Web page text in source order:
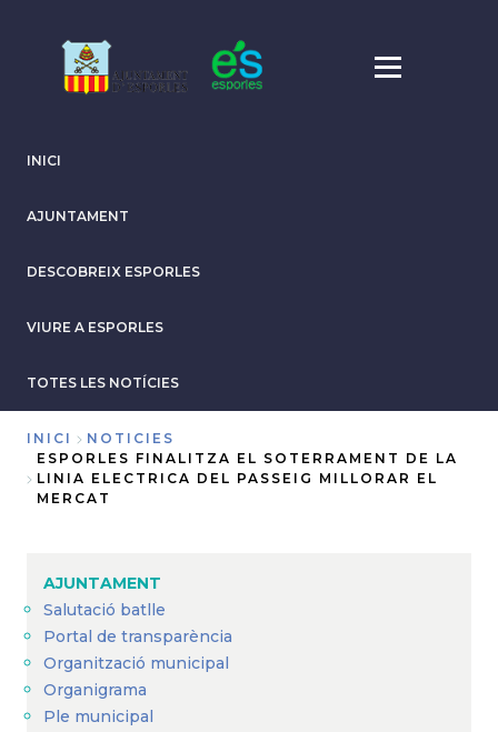
contingut
INICI
AJUNTAMENT
DESCOBREIX ESPORLES
VIURE A ESPORLES
TOTES LES NOTÍCIES
Fil
d'Ariadna
INICI
NOTICIES
ESPORLES FINALITZA EL SOTERRAMENT DE LA
LINIA ELECTRICA DEL PASSEIG MILLORAR EL
MERCAT
AJUNTAMENT
Salutació batlle
Portal de transparència
Organització municipal
Organigrama
Ple municipal